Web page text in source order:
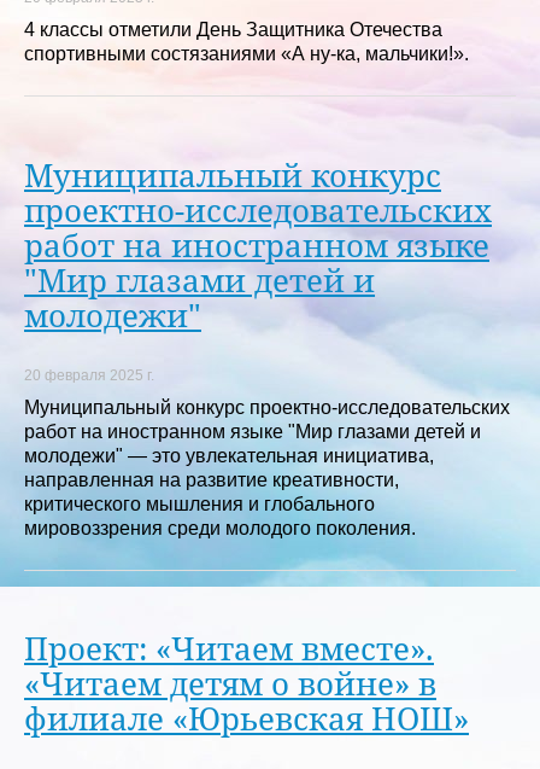
4 классы отметили День Защитника Отечества
спортивными состязаниями «А ну-ка, мальчики!».
Муниципальный конкурс
проектно-исследовательских
работ на иностранном языке
"Мир глазами детей и
молодежи"
20 февраля 2025 г.
Муниципальный конкурс проектно-исследовательских
работ на иностранном языке "Мир глазами детей и
молодежи" — это увлекательная инициатива,
направленная на развитие креативности,
критического мышления и глобального
мировоззрения среди молодого поколения.
Проект: «Читаем вместе».
«Читаем детям о войне» в
филиале «Юрьевская НОШ»